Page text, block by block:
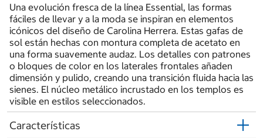
Una evolución fresca de la línea Essential, las formas
fáciles de llevar y a la moda se inspiran en elementos
icónicos del diseño de Carolina Herrera. Estas gafas de
sol están hechas con montura completa de acetato en
una forma suavemente audaz. Los detalles con patrones
o bloques de color en los laterales frontales añaden
dimensión y pulido, creando una transición fluida hacia las
sienes. El núcleo metálico incrustado en los templos es
visible en estilos seleccionados.
Características